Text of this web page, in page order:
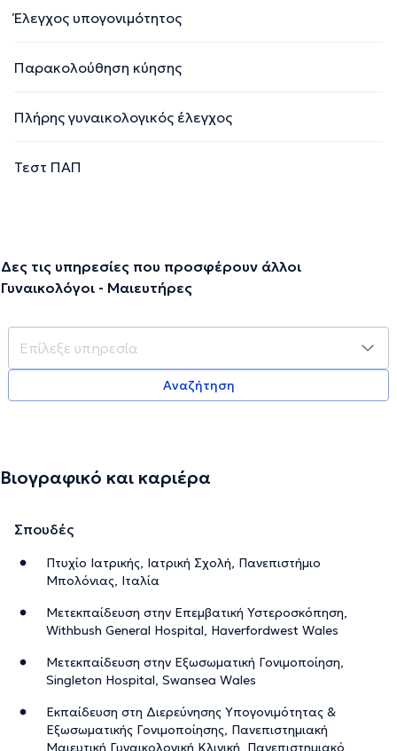
Έλεγχος υπογονιμότητος
Παρακολούθηση κύησης
Πλήρης γυναικολογικός έλεγχος
Τεστ ΠΑΠ
Δες τις υπηρεσίες που προσφέρουν άλλοι
Γυναικολόγοι - Μαιευτήρες
Αναζήτηση
Βιογραφικό και καριέρα
Σπουδές
Πτυχίο Ιατρικής, Ιατρική Σχολή, Πανεπιστήμιο
Μπολόνιας, Ιταλία
Μετεκπαίδευση στην Επεμβατική Υστεροσκόπηση,
Withbush General Hospital, Haverfordwest Wales
Μετεκπαίδευση στην Εξωσωματική Γονιμοποίηση,
Singleton Hospital, Swansea Wales
Εκπαίδευση στη Διερεύνησης Υπογονιμότητας &
Εξωσωματικής Γονιμοποίησης, Πανεπιστημιακή
Μαιευτική Γυναικολογική Κλινική, Πανεπιστημιακό